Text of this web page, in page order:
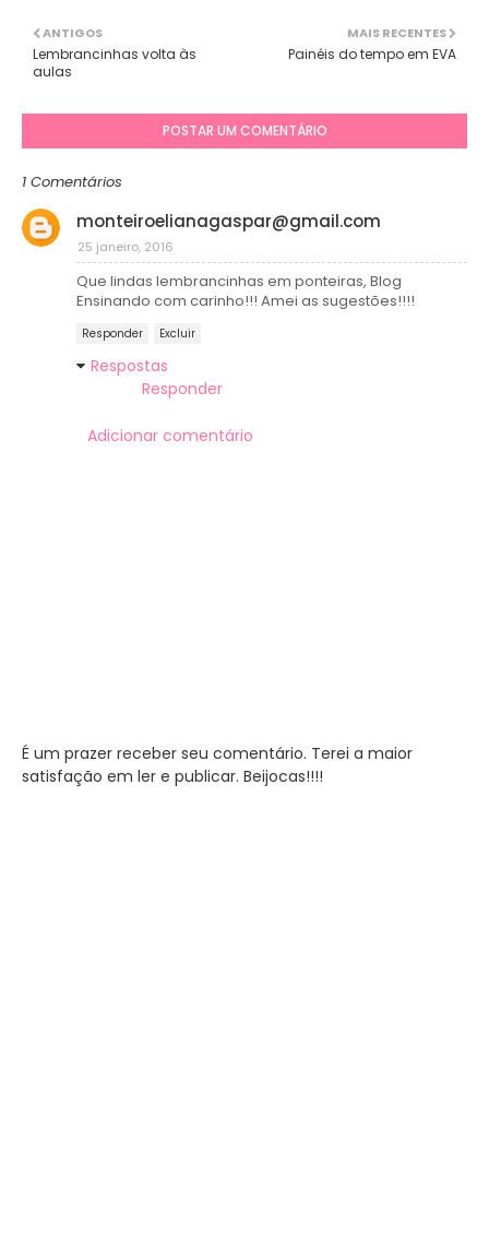
MAIS RECENTES
Painéis do tempo em EVA
ANTIGOS
Lembrancinhas volta às
aulas
POSTAR UM COMENTÁRIO
1 Comentários
monteiroelianagaspar@gmail.com
25 janeiro, 2016
Que lindas lembrancinhas em ponteiras, Blog
Ensinando com carinho!!! Amei as sugestões!!!!
Responder Excluir
Respostas
Responder
Adicionar comentário
É um prazer receber seu comentário. Terei a maior
satisfação em ler e publicar. Beijocas!!!!